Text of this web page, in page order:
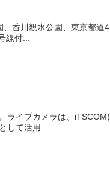
呑川親水公園、東京都道
付...
ライブカメラは、
して活用...